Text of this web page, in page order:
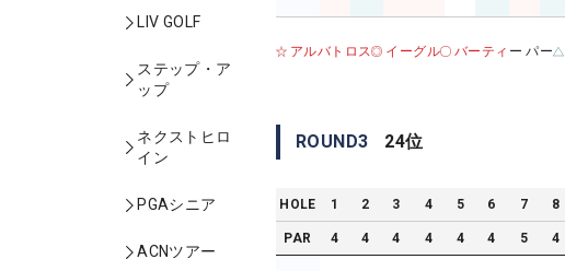
LIV GOLF
ステップ・ア
ップ
ネクストヒロ
イン
PGAシニア
ACNツアー
アルバトロス イーグル バーティ ー パー
ROUND3 24位
HOLE 1 2 3 4 5 6 7 8
PAR 4 4 4 4 4 4 5 4